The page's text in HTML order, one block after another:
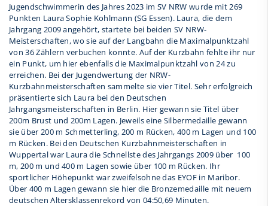
Jugendschwimmerin des Jahres 2023 im SV NRW wurde mit 269
Punkten Laura Sophie Kohlmann (SG Essen). Laura, die dem
Jahrgang 2009 angehört, startete bei beiden SV NRW-
Meisterschaften, wo sie auf der Langbahn die Maximalpunktzahl
von 36 Zählern verbuchen konnte. Auf der Kurzbahn fehlte ihr nur
ein Punkt, um hier ebenfalls die Maximalpunktzahl von 24 zu
erreichen. Bei der Jugendwertung der NRW-
Kurzbahnmeisterschaften sammelte sie vier Titel. Sehr erfolgreich
präsentierte sich Laura bei den Deutschen
Jahrgangsmeisterschaften in Berlin. Hier gewann sie Titel über
200m Brust und 200m Lagen. Jeweils eine Silbermedaille gewann
sie über 200 m Schmetterling, 200 m Rücken, 400 m Lagen und 100
m Rücken. Bei den Deutschen Kurzbahnmeisterschaften in
Wuppertal war Laura die Schnellste des Jahrgangs 2009 über 100
m, 200 m und 400 m Lagen sowie über 100 m Rücken. Ihr
sportlicher Höhepunkt war zweifelsohne das EYOF in Maribor.
Über 400 m Lagen gewann sie hier die Bronzemedaille mit neuem
deutschen Altersklassenrekord von 04:50,69 Minuten.